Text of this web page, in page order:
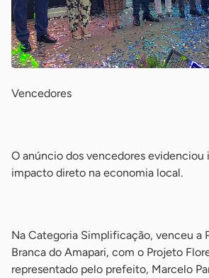
Vencedores
O anúncio dos vencedores evidenciou
impacto direto na economia local.
Na Categoria Simplificação, venceu a
Branca do Amapari, com o Projeto
representado pelo prefeito, Marcelo